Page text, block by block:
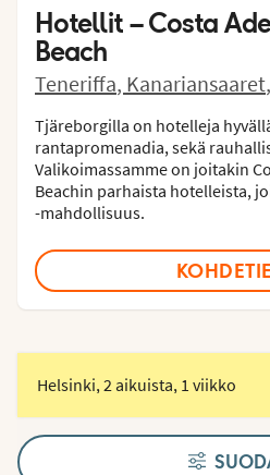
Hotellit –Costa
Beach
Teneriffa, Kanariansaaret,
Tjäreborgilla on hotelleja
rantapromenadia, sekä
Valikoimassamme on joitakin
Beachin parhaista hotelleista,
-mahdollisuus.
Helsinki, 2 aikuista, 1 viikko